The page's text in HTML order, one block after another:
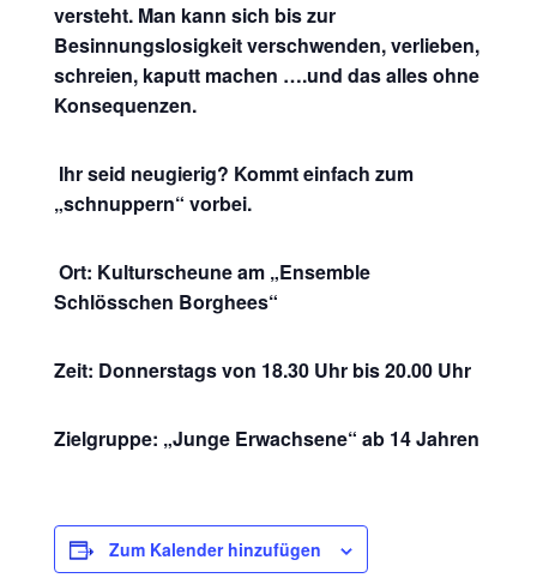
versteht. Man kann sich bis zur
Besinnungslosigkeit verschwenden, verlieben,
schreien, kaputt machen ….und das alles ohne
Konsequenzen.
Ihr seid neugierig? Kommt einfach zum
„schnuppern“ vorbei.
Ort: Kulturscheune am „Ensemble
Schlösschen Borghees“
Zeit: Donnerstags von 18.30 Uhr bis 20.00 Uhr
Zielgruppe: „Junge Erwachsene“ ab 14 Jahren
Zum Kalender hinzufügen